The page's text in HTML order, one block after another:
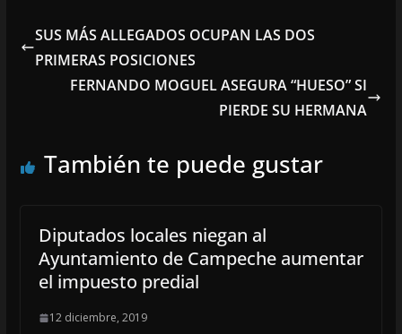
SUS MÁS ALLEGADOS OCUPAN LAS DOS
PRIMERAS POSICIONES
FERNANDO MOGUEL ASEGURA “HUESO” SI
PIERDE SU HERMANA
También te puede gustar
Diputados locales niegan al
Ayuntamiento de Campeche aumentar
el impuesto predial
12 diciembre, 2019